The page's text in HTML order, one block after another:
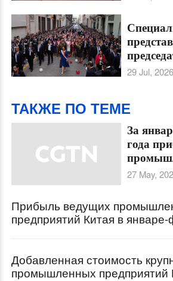
принял
29 Jul,
ТАКЖЕ ПО ТЕМЕ
За
года
27 May,
Прибыль ведущих
предприятий Китая в
Добавленная стоимость
промышленных предприятий